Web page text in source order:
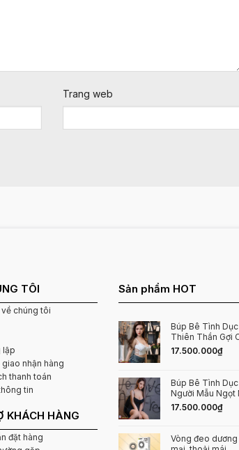
Trang web
TÔI
về chúng tôi
lập
nhận hàng
thanh toán
tin
KHÁCH HÀNG
đặt hàng
Sản phẩm HOT
Búp Bê Tình
Thiên Thần Gợi
17.500.000₫
Búp Bê Tình
Người Mẫu Ngọt
17.500.000₫
Vòng đeo